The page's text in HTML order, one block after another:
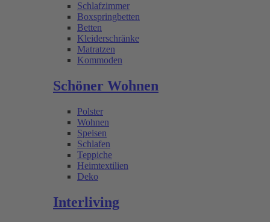
Schlafzimmer
Boxspringbetten
Betten
Kleiderschränke
Matratzen
Kommoden
Schöner Wohnen
Polster
Wohnen
Speisen
Schlafen
Teppiche
Heimtextilien
Deko
Interliving